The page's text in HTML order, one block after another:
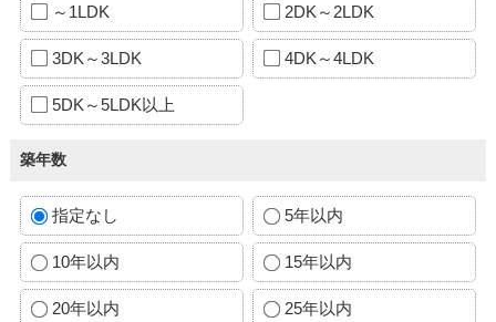
～1LDK 2DK～2LDK
3DK～3LDK 4DK～4LDK
5DK～5LDK以上
築年数
指定なし 5年以内
10年以内 15年以内
20年以内 25年以内